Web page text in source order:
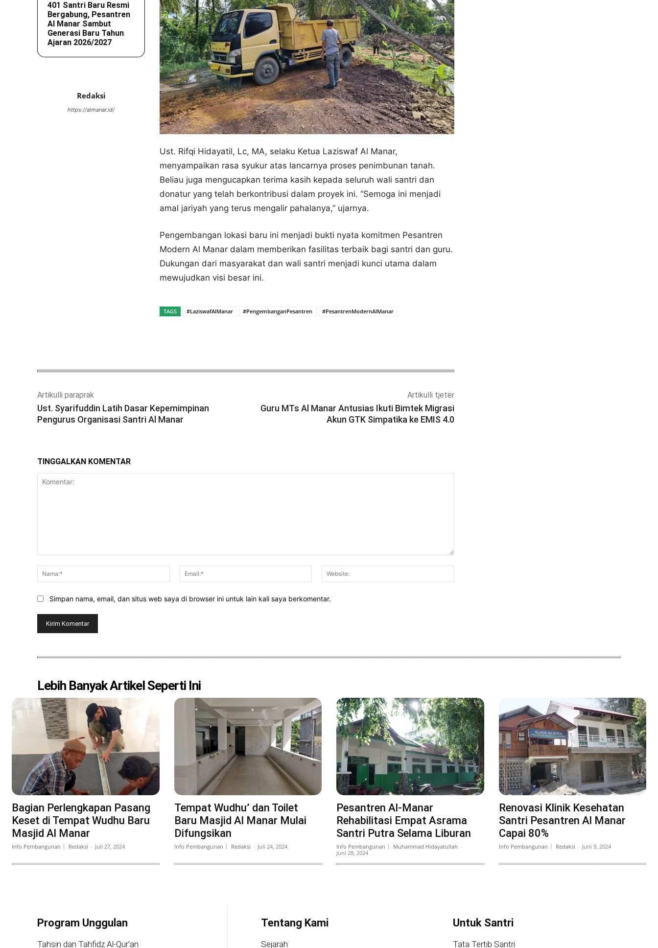
401 Santri Baru Resmi
Bergabung, Pesantren
Al Manar Sambut
Generasi Baru Tahun
Ajaran 2026/2027
Redaksi
https://almanar.id/
Ust. Rifqi Hidayatil, Lc, MA, selaku Ketua Laziswaf Al Manar,
menyampaikan rasa syukur atas lancarnya proses penimbunan tanah.
Beliau juga mengucapkan terima kasih kepada seluruh wali santri dan
donatur yang telah berkontribusi dalam proyek ini. “Semoga ini menjadi
amal jariyah yang terus mengalir pahalanya,” ujarnya.
Pengembangan lokasi baru ini menjadi bukti nyata komitmen Pesantren
Modern Al Manar dalam memberikan fasilitas terbaik bagi santri dan guru.
Dukungan dari masyarakat dan wali santri menjadi kunci utama dalam
mewujudkan visi besar ini.
TAGS #LaziswafAlManar #PengembanganPesantren #PesantrenModernAlManar
Artikulli paraprak
Ust. Syarifuddin Latih Dasar Kepemimpinan
Pengurus Organisasi Santri Al Manar
Artikulli tjetër
Guru MTs Al Manar Antusias Ikuti Bimtek Migrasi
Akun GTK Simpatika ke EMIS 4.0
TINGGALKAN KOMENTAR
Nama:*
Email:*
Simpan nama, email, dan situs web saya di browser ini untuk lain kali saya berkomentar.
Lebih Banyak Artikel Seperti Ini
Bagian Perlengkapan Pasang
Keset di Tempat Wudhu Baru
Masjid Al Manar
Info Pembangunan Redaksi - Juli 27, 2024
Tempat Wudhu’ dan Toilet
Baru Masjid Al Manar Mulai
Difungsikan
Info Pembangunan Redaksi - Juli 24, 2024
Pesantren Al-Manar
Rehabilitasi Empat Asrama
Santri Putra Selama Liburan
Info Pembangunan Muhammad Hidayatullah -
Juni 28, 2024
Renovasi Klinik Kesehatan
Santri Pesantren Al Manar
Capai 80%
Info Pembangunan Redaksi - Juni 9, 2024
Program Unggulan
Tahsin dan Tahfidz Al-Qur’an
Tentang Kami
Sejarah
Untuk Santri
Tata Tertib Santri